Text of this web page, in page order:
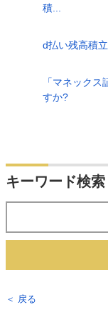
積...
d払い残高積
「マネック
すか?
キーワード検索
＜ 戻る